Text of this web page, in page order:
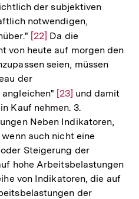
der subjektiven
notwendigen,
Zur
Auflösung
der
Fußnote
[22] Da die
von heute auf morgen den
seien, müssen
der
Zur
Auflösung
der
Fußnote
[23] und damit
Kauf nehmen. 3.
Neben Indikatoren,
auch nicht eine
Steigerung der
hohe Arbeitsbelastungen
von Indikatoren, die auf
der